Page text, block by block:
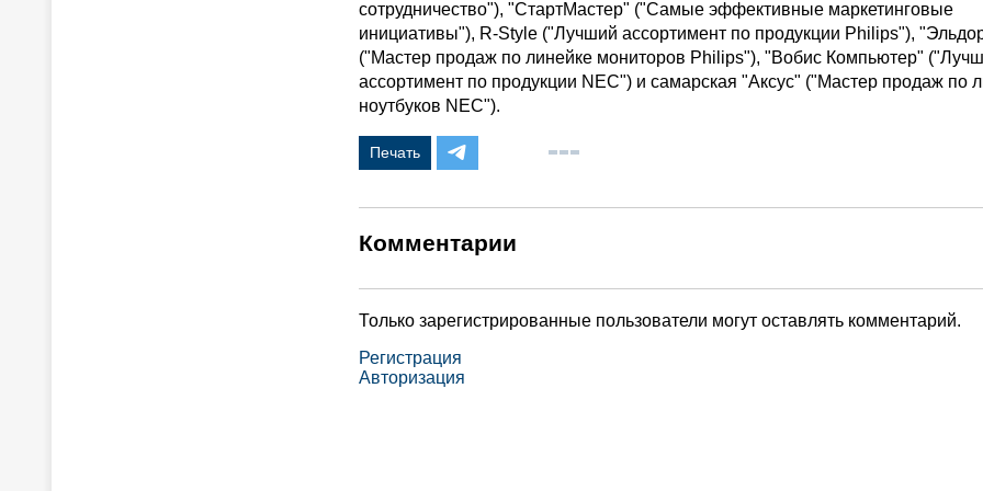
сотрудничество"), "СтартМастер" ("Самые эффективные маркетинговые
инициативы"), R-Style ("Лучший ассортимент по продукции Philips"),
("Мастер продаж по линейке мониторов Philips"), "Вобис Компьютер"
ассортимент по продукции NEC") и самарская "Аксус" ("Мастер продаж по
ноутбуков NEC").
Печать
Комментарии
Только зарегистрированные пользователи могут оставлять комментарий.
Регистрация
Авторизация